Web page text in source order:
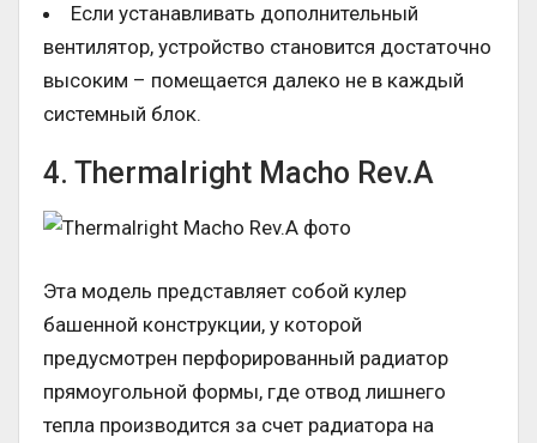
Если устанавливать дополнительный
вентилятор, устройство становится достаточно
высоким – помещается далеко не в каждый
системный блок.
4. Thermalright Macho Rev.A
Эта модель представляет собой кулер
башенной конструкции, у которой
предусмотрен перфорированный радиатор
прямоугольной формы, где отвод лишнего
тепла производится за счет радиатора на